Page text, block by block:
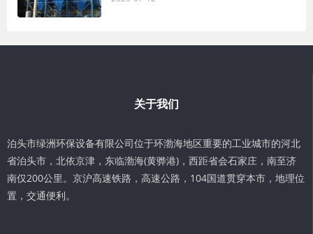
关于我们
泊头市绿洲环保设备有限公司位于环渤海地区重要的工业城市的河北
省泊头市，北依京津，东临渤海(黄骅港)，西距省会石家庄，南至济
南仅200公里。京沪高速铁路，高速公路，104国道贯穿本市，地理位
置，交通便利。